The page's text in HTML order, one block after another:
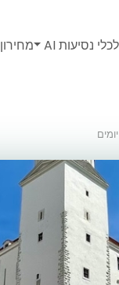
כלי נסיעות AI מחירון